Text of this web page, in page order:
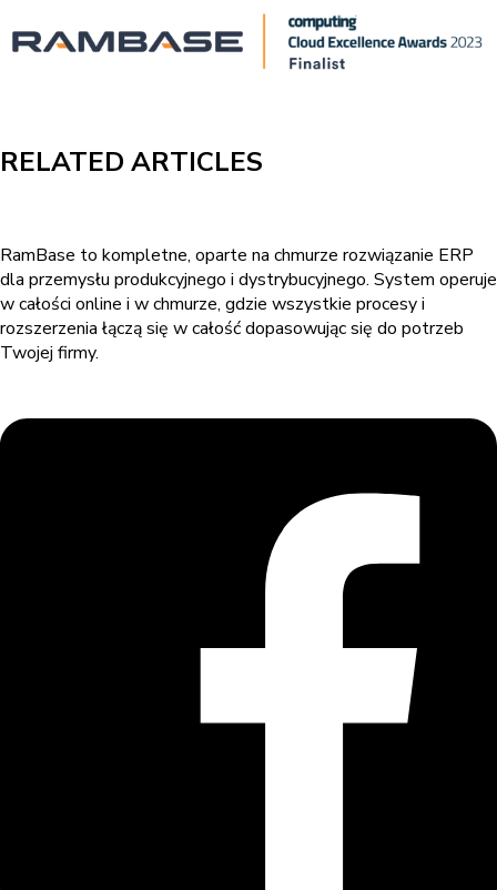
RELATED ARTICLES
RamBase to kompletne, oparte na chmurze rozwiązanie ERP
dla przemysłu produkcyjnego i dystrybucyjnego. System operuje
w całości online i w chmurze, gdzie wszystkie procesy i
rozszerzenia łączą się w całość dopasowując się do potrzeb
Twojej firmy.